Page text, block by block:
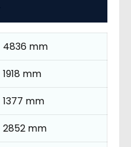
4836 mm
1918 mm
1377 mm
2852 mm